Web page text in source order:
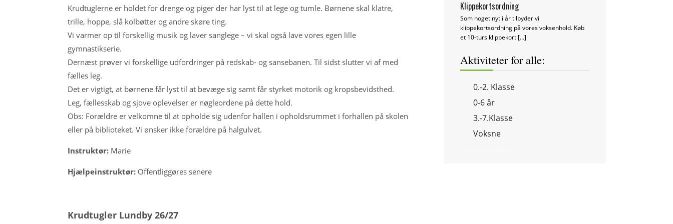
Krudtuglerne er holdet for drenge og piger der har lyst til at lege og tumle. Børnene skal klatre,
trille, hoppe, slå kolbøtter og andre skøre ting.
Vi varmer op til forskellig musik og laver sanglege – vi skal også lave vores egen lille
gymnastikserie.
Dernæst prøver vi forskellige udfordringer på redskab- og sansebanen. Til sidst slutter vi af med
fælles leg.
Det er vigtigt, at børnene får lyst til at bevæge sig samt får styrket motorik og kropsbevidsthed.
Leg, fællesskab og sjove oplevelser er nøgleordene på dette hold.​
Obs: Forældre er velkomne til at opholde sig udenfor hallen i opholdsrummet i forhallen på skolen
eller på biblioteket. Vi ønsker ikke forældre på halgulvet.
Instruktør:Marie
Hjælpeinstruktør:Offentliggøres senere
Krudtugler Lundby 26/27
Klippekortsordning
Som noget nyt i år tilbyder vi
klippekortsordning på vores voksenhold. Køb
et 10-turs klippekort […]
Aktiviteter for alle:
0.-2. Klasse
0-6 år
3.-7.Klasse
Voksne